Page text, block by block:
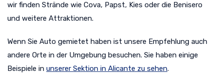
wir finden Strände wie Cova, Papst, Kies oder die Benisero
und weitere Attraktionen.
Wenn Sie Auto gemietet haben ist unsere Empfehlung auch
andere Orte in der Umgebung besuchen. Sie haben einige
Beispiele in unserer Sektion in Alicante zu sehen.